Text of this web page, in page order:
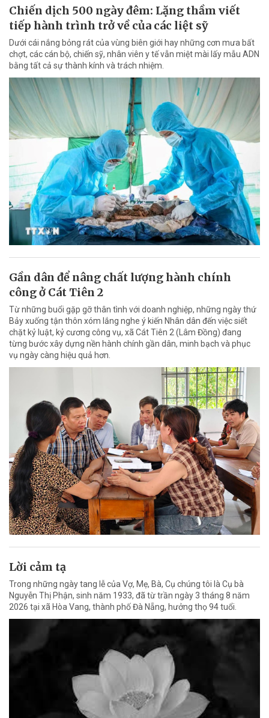
Chiến dịch 500 ngày đêm: Lặng thầm viết
tiếp hành trình trở về của các liệt sỹ
Dưới cái nắng bỏng rát của vùng biên giới hay những cơn mưa bất
chợt, các cán bộ, chiến sỹ, nhân viên y tế vẫn miệt mài lấy mẫu ADN
bằng tất cả sự thành kính và trách nhiệm.
Gần dân để nâng chất lượng hành chính
công ở Cát Tiên 2
Từ những buổi gặp gỡ thân tình với doanh nghiệp, những ngày thứ
Bảy xuống tận thôn xóm lắng nghe ý kiến Nhân dân đến việc siết
chặt kỷ luật, kỷ cương công vụ, xã Cát Tiên 2 (Lâm Đồng) đang
từng bước xây dựng nền hành chính gần dân, minh bạch và phục
vụ ngày càng hiệu quả hơn.
Lời cảm tạ
Trong những ngày tang lễ của Vợ, Mẹ, Bà, Cụ chúng tôi là Cụ bà
Nguyễn Thị Phận, sinh năm 1933, đã từ trần ngày 3 tháng 8 năm
2026 tại xã Hòa Vang, thành phố Đà Nẵng, hưởng thọ 94 tuổi.